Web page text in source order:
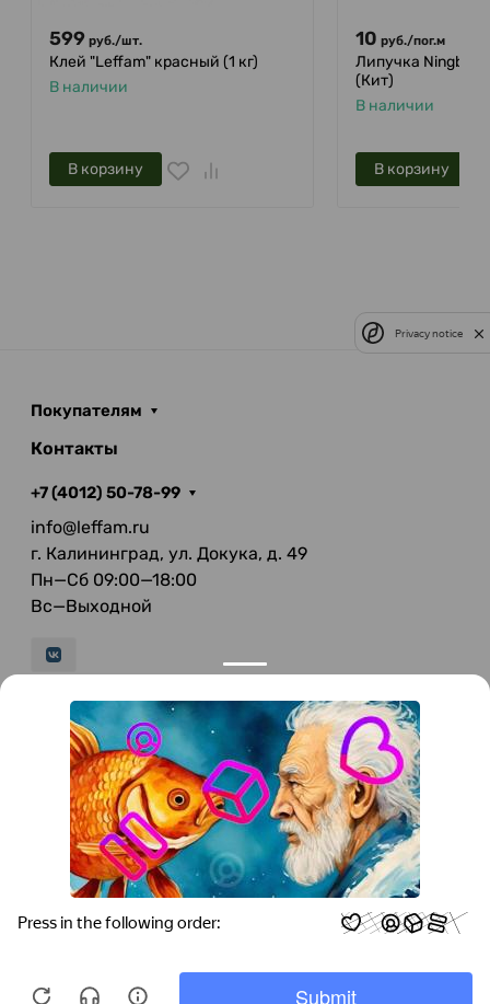
599 руб./шт.
Клей "Leffam" красный (1 кг)
В наличии
В корзину
10 руб./пог.м
Липучка Ningbo
(Кит)
В наличии
В корзину
Покупателям
Контакты
+7 (4012) 50-78-99
info@leffam.ru
г. Калининград, ул. Докука, д. 49
Пн—Сб 09:00—18:00
Вс—Выходной
© 2026 LeFFAM — материалы для качественной
мягкой мебели
Получение и обработка персональных данных происходит в
соответствии с Федеральным законом от 27.07.2006 года №152-ФЗ
"О персональных данных", на условиях и для целей, определенных
Политикой конфиденциальности.
Все права защищены. Использование информации с сайта без
разрешения запрещено. Информация, указанная на сайте, не
является публичной офертой.
ООО "Мебель-Холл" ИНН: 3904613126 ОГРН: 1103925020517
Privacy notice